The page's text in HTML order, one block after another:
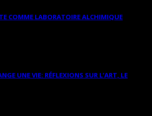
COMME LABORATOIRE ALCHIMIQUE
UNE VIE: RÉFLEXIONS SUR L’ART, LE